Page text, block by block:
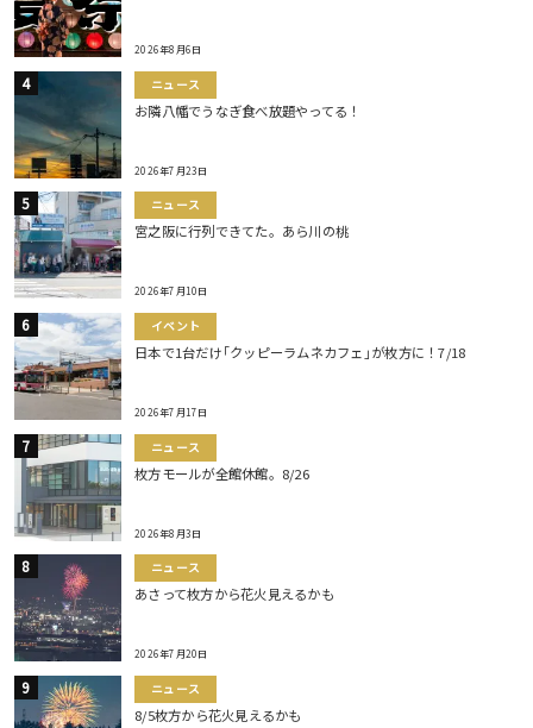
2026年8月6日
ニュース
お隣八幡でうなぎ食べ放題やってる！
2026年7月23日
ニュース
宮之阪に行列できてた。あら川の桃
2026年7月10日
イベント
日本で1台だけ｢クッピーラムネカフェ｣が枚方に！7/18
2026年7月17日
ニュース
枚方モールが全館休館。8/26
2026年8月3日
ニュース
あさって枚方から花火見えるかも
2026年7月20日
ニュース
8/5枚方から花火見えるかも